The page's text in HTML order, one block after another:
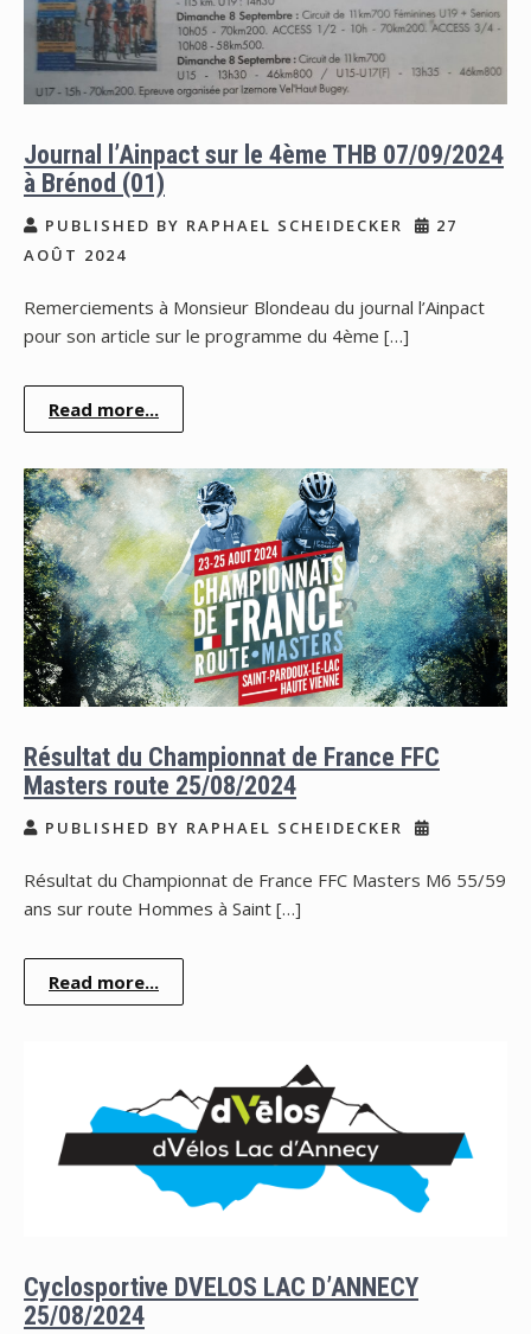
Journal l’Ainpact sur le 4ème THB 07/09/2024
à Brénod (01)
PUBLISHED BY RAPHAEL SCHEIDECKER
27
AOÛT 2024
Remerciements à Monsieur Blondeau du journal l’Ainpact
pour son article sur le programme du 4ème […]
Read more...
Résultat du Championnat de France FFC
Masters route 25/08/2024
PUBLISHED BY RAPHAEL SCHEIDECKER
Résultat du Championnat de France FFC Masters M6 55/59
ans sur route Hommes à Saint […]
Read more...
Cyclosportive DVELOS LAC D’ANNECY
25/08/2024